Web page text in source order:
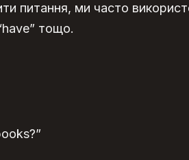
питання, ми часто
тощо.